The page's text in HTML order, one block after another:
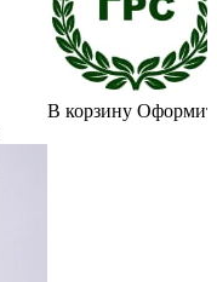
В корзину